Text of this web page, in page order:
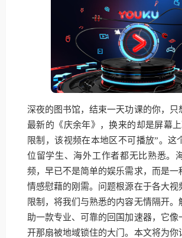
深夜的图书馆，结束一天功课的你，只
最新的《庆余年》，换来的却是屏幕
限制，该视频在本地区不可播放”。这
位留学生、海外工作者都无比熟悉。
频，早已不是简单的娱乐需求，而是一
情感慰藉的刚需。问题根源在于各大视
限制，将我们与熟悉的内容无情隔开。
助一款专业、可靠的回国加速器，它像
开那扇被地域锁住的大门。本文将为你